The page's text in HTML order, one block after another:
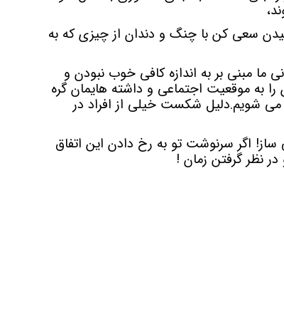
سعی کن با چنگ و دندان از چیزی که به
ما مبنی بر به اندازه کافی خوب نبودن و
به موقعیت اجتماعی و داشته هایمان گره
می شویم.دلیل شکست خیلی از افراد در
اگر سرنوشت تو به رخ دادن این اتفاق
نظر گرفتن زمان !